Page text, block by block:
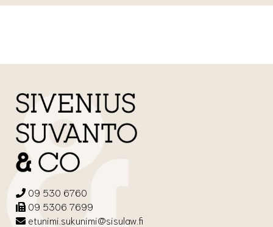
09 530 6760
09 5306 7699
etunimi.sukunimi@sisulaw.fi